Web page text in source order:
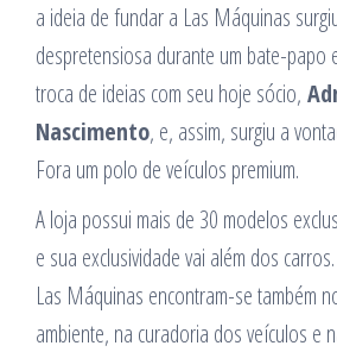
a ideia de fundar a Las Máquinas
despretensiosa durante um bate-papo
troca de ideias com seu hoje sócio,
Nascimento, e, assim, surgiu a
Fora um polo de veículos premium.
A loja possui mais de 30 modelos
e sua exclusividade vai além dos
Las Máquinas encontram-se também
ambiente, na curadoria dos veículos e